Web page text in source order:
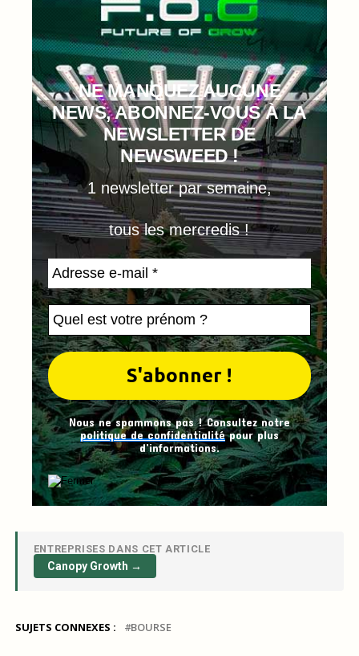
NE MANQUEZ AUCUNE
NEWS, ABONNEZ-VOUS À LA
NEWSLETTER DE
NEWSWEED !
1 newsletter par semaine,
tous les mercredis !
Nous ne spammons pas ! Consultez notre
politique de confidentialitépour plus
d’informations.
ENTREPRISES DANS CET ARTICLE
Canopy Growth →
SUJETS CONNEXES : BOURSE